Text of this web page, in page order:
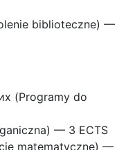
biblioteczne) —
(Programy do
— 3 ECTS
matematyczne) —